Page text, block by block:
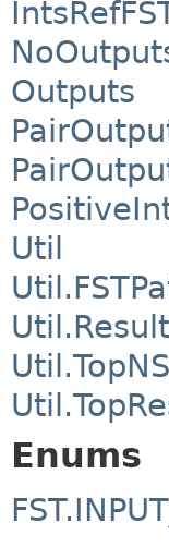
Outputs
Util
Util.Result
Enums